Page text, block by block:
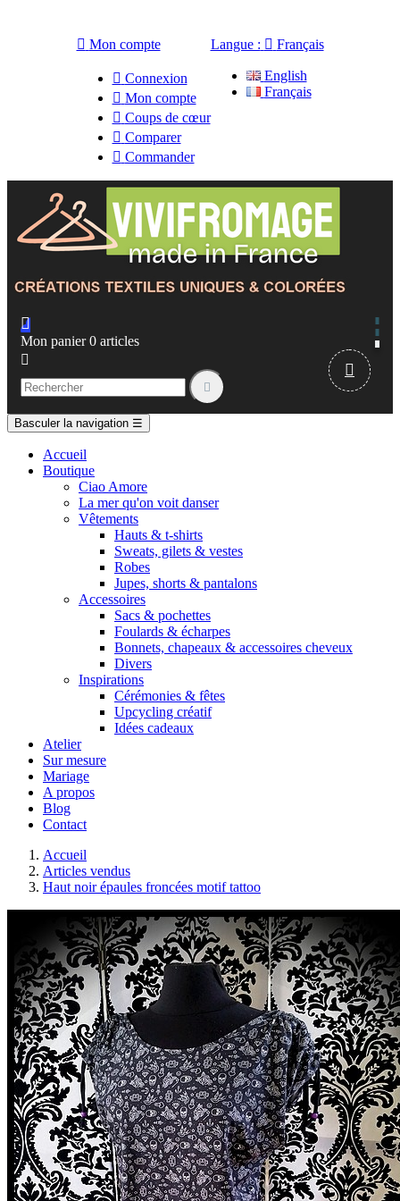
 Mon compte
 Connexion
 Mon compte
 Coups de cœur
 Comparer
 Commander
Langue :  Français
English
Français

Mon panier 0 articles



Basculer la navigation ☰
Accueil
Boutique
Ciao Amore
La mer qu'on voit danser
Vêtements
Hauts & t-shirts
Sweats, gilets & vestes
Robes
Jupes, shorts & pantalons
Accessoires
Sacs & pochettes
Foulards & écharpes
Bonnets, chapeaux & accessoires cheveux
Divers
Inspirations
Cérémonies & fêtes
Upcycling créatif
Idées cadeaux
Atelier
Sur mesure
Mariage
A propos
Blog
Contact
Accueil
Articles vendus
Haut noir épaules froncées motif tattoo